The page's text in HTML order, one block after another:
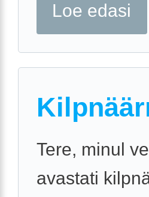
Loe edasi
Tere, minul
avastati